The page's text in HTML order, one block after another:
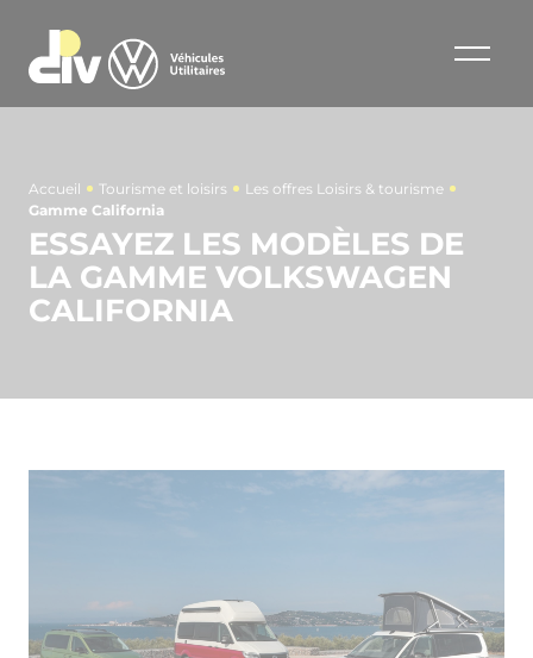
Accueil Tourisme et loisirs
Les offres Loisirs & tourisme
Gamme California
ESSAYEZ LES MODÈLES DE
LA GAMME VOLKSWAGEN
CALIFORNIA